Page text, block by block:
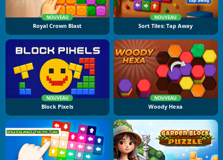
NOUVEAU
Royal Crown Blast
NOUVEAU
Sort Tiles: Tap Away
NOUVEAU
Block Pixels
NOUVEAU
Woody Hexa